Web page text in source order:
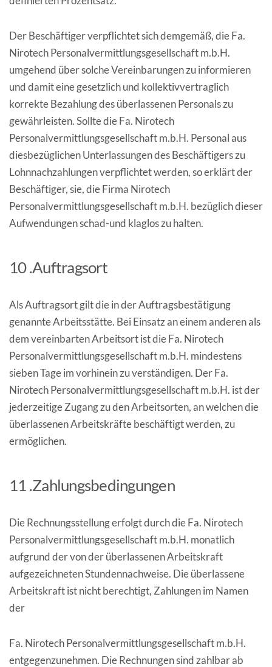
Der Beschäftiger verpflichtet sich demgemäß, die Fa.
Nirotech Personalvermittlungsgesellschaft m.b.H.
umgehend über solche Vereinbarungen zu informieren
und damit eine gesetzlich und kollektivvertraglich
korrekte Bezahlung des überlassenen Personals zu
gewährleisten. Sollte die Fa. Nirotech
Personalvermittlungsgesellschaft m.b.H. Personal aus
diesbezüglichen Unterlassungen des Beschäftigers zu
Lohnnachzahlungen verpflichtet werden, so erklärt der
Beschäftiger, sie, die Firma Nirotech
Personalvermittlungsgesellschaft m.b.H. bezüglich dieser
Aufwendungen schad-und klaglos zu halten.
10 .Auftragsort
Als Auftragsort gilt die in der Auftragsbestätigung
genannte Arbeitsstätte. Bei Einsatz an einem anderen als
dem vereinbarten Arbeitsort ist die Fa. Nirotech
Personalvermittlungsgesellschaft m.b.H. mindestens
sieben Tage im vorhinein zu verständigen. Der Fa.
Nirotech Personalvermittlungsgesellschaft m.b.H. ist der
jederzeitige Zugang zu den Arbeitsorten, an welchen die
überlassenen Arbeitskräfte beschäftigt werden, zu
ermöglichen.
11 .Zahlungsbedingungen
Die Rechnungsstellung erfolgt durch die Fa. Nirotech
Personalvermittlungsgesellschaft m.b.H. monatlich
aufgrund der von der überlassenen Arbeitskraft
aufgezeichneten Stundennachweise. Die überlassene
Arbeitskraft ist nicht berechtigt, Zahlungen im Namen
der
Fa. Nirotech Personalvermittlungsgesellschaft m.b.H.
entgegenzunehmen. Die Rechnungen sind zahlbar ab